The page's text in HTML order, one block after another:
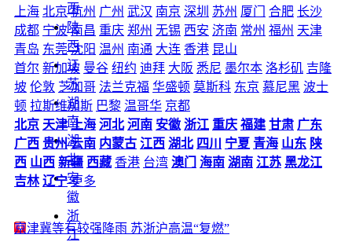
西
陕
西
江
苏
湖
南
湖
北
安
徽
浙
江
上海 北京 杭州 广州 武汉 南京 深圳 苏州 厦门 合肥 长沙
成都 宁波 南昌 重庆 郑州 无锡 西安 济南 常州 福州 天津
青岛 东莞 沈阳 温州 南通 大连 香港 昆山
首尔 新加坡 曼谷 纽约 迪拜 大阪 悉尼 墨尔本 洛杉矶 吉隆
坡 伦敦 芝加哥 法兰克福 华盛顿 莫斯科 东京 慕尼黑 波士
顿 拉斯维加斯 巴黎 温哥华 京都
北京 天津 上海 河北 河南 安徽 浙江 重庆 福建 甘肃 广东
广西 贵州 云南 内蒙古 江西 湖北 四川 宁夏 青海 山东 陕
西 山西 新疆 西藏 香港 台湾 澳门 海南 湖南 江苏 黑龙江
吉林 辽宁 更多
京津冀等有较强降雨 苏浙沪高温“复燃”